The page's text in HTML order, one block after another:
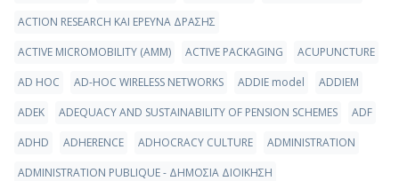
ACTION RESEARCH ΚΑΙ ΕΡΕΥΝΑ ΔΡΑΣΗΣ
ACTIVE MICROMOBILITY (AMM)
ACTIVE PACKAGING
ACUPUNCTURE
AD HOC
AD-HOC WIRELESS NETWORKS ADDIE model
ADDIEM
ADEK
ADEQUACY AND SUSTAINABILITY OF PENSION SCHEMES
ADF
ADHD
ADHERENCE ADHOCRACY CULTURE
ADMINISTRATION
ADMINISTRATION PUBLIQUE - ΔΗΜΟΣΙΑ ΔΙΟΙΚΗΣΗ